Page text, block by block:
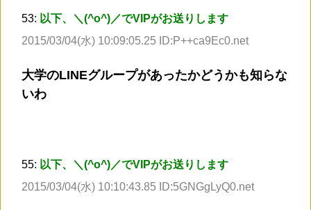
53: 以下、＼(^o^)／でVIPがお送りします
2015/03/04(水) 10:09:05.25 ID:P++ca9Ec0.net
大学のLINEグループがあったかどうかも知らな
いわ
55: 以下、＼(^o^)／でVIPがお送りします
2015/03/04(水) 10:10:43.85 ID:5GNGgLyQ0.net